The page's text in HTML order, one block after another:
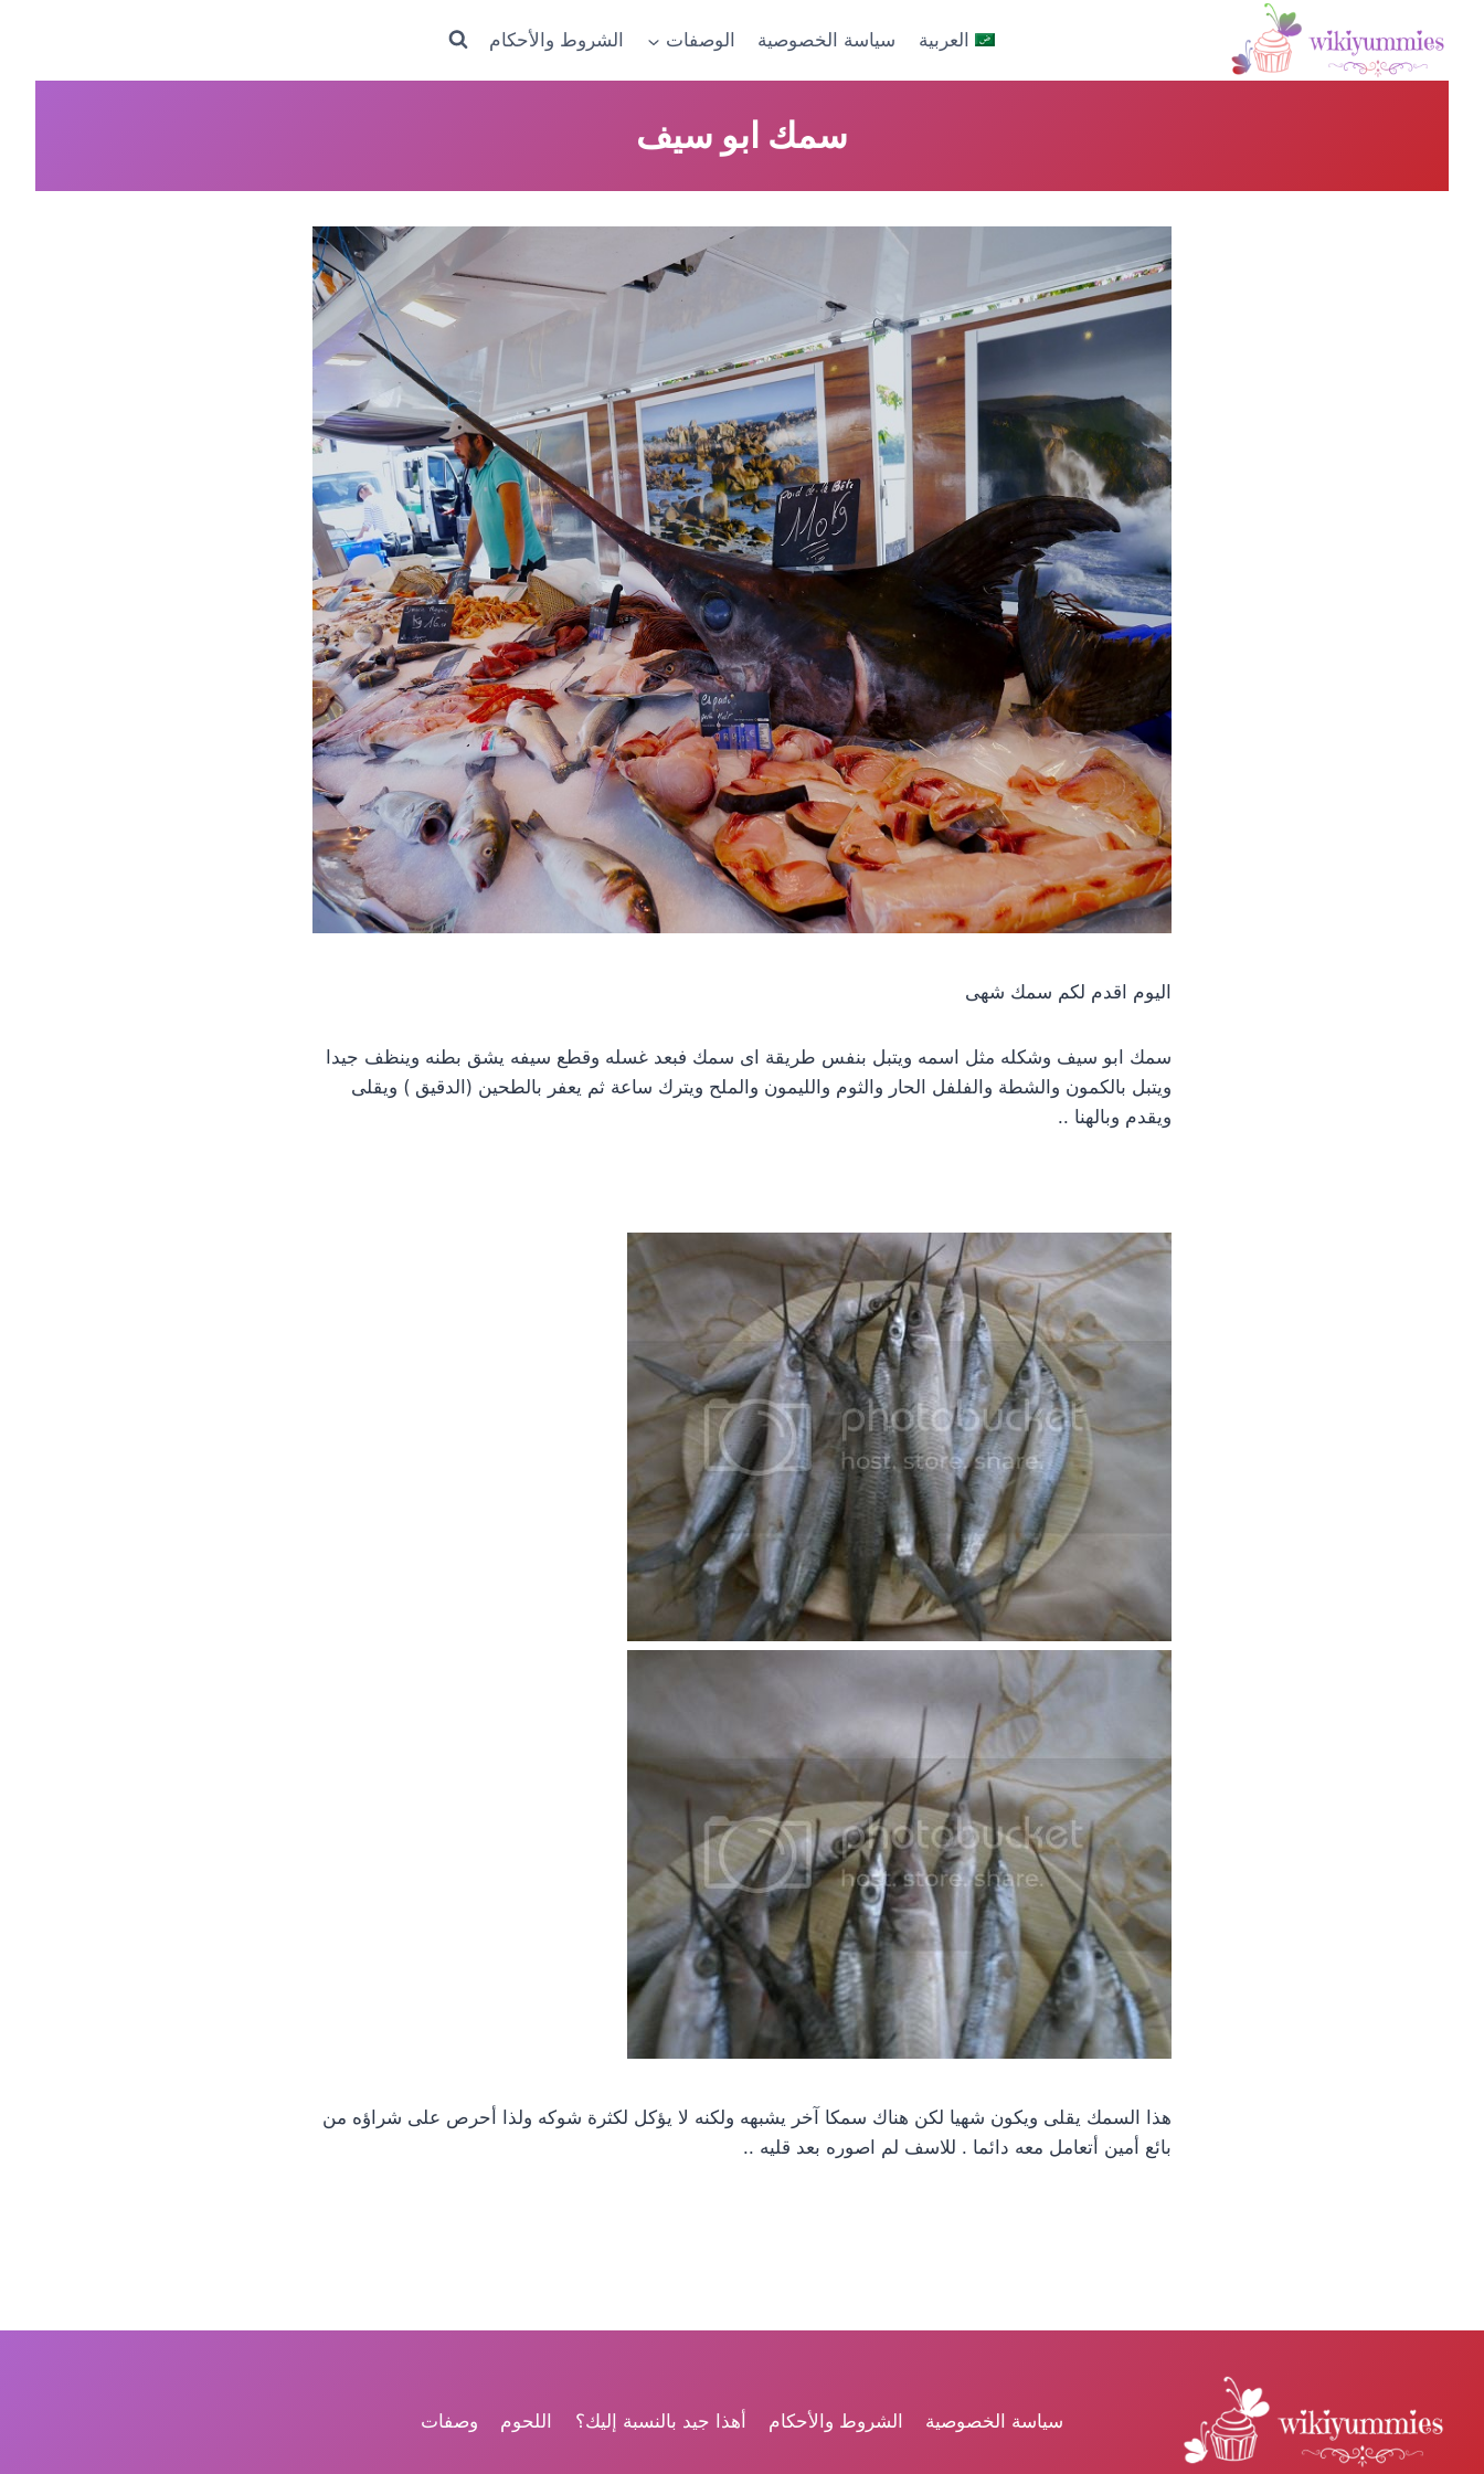
المحتوى
العربية سياسة الخصوصية الوصفات الشروط والأحكام
سمك ابو سيف
اليوم اقدم لكم سمك شهى
سمك ابو سيف وشكله مثل اسمه ويتبل بنفس طريقة اى سمك فبعد غسله وقطع سيفه يشق بطنه وينظف جيدا
ويتبل بالكمون والشطة والفلفل الحار والثوم والليمون والملح ويترك ساعة ثم يعفر بالطحين (الدقيق ) ويقلى
ويقدم وبالهنا ..
هذا السمك يقلى ويكون شهيا لكن هناك سمكا آخر يشبهه ولكنه لا يؤكل لكثرة شوكه ولذا أحرص على شراؤه من
بائع أمين أتعامل معه دائما . للاسف لم اصوره بعد قليه ..
سياسة الخصوصية الشروط والأحكام أهذا جيد بالنسبة إليك؟ اللحوم وصفات